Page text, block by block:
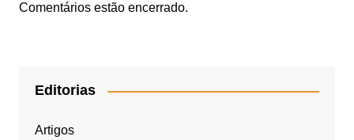
Comentários estão encerrado.
Editorias
Artigos